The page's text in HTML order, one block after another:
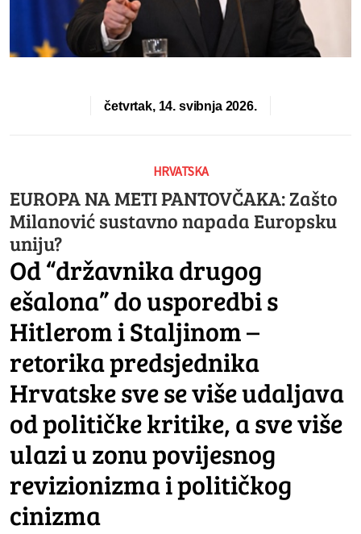
četvrtak, 14. svibnja 2026.
HRVATSKA
EUROPA NA METI PANTOVČAKA: Zašto
Milanović sustavno napada Europsku
uniju?
Od “državnika drugog
ešalona” do usporedbi s
Hitlerom i Staljinom –
retorika predsjednika
Hrvatske sve se više udaljava
od političke kritike, a sve više
ulazi u zonu povijesnog
revizionizma i političkog
cinizma